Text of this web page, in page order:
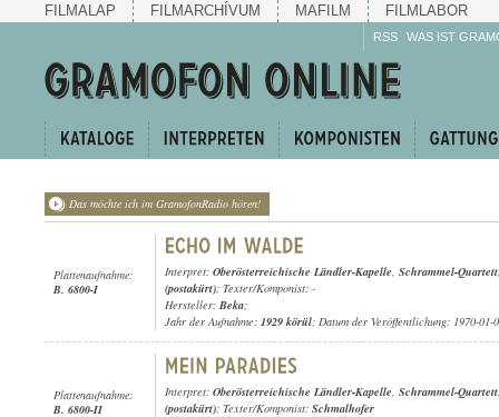
FILMALAP FILMARCHÍVUM MAFILM FILMLABOR
RSS WAS IST
Das möchte ich im GramofonRadio hören!
Plattenaufnahme:
B. 6800-I
Interpret: Oberösterreichische Ländler-Kapelle, Schrammel-Quartett
(postakürt); Texter/Komponist: -
Hersteller: Beka;
Jahr der Aufnahme: 1929 körül; Datum der Veröffentlichung: 1970-01-
Plattenaufnahme:
B. 6800-II
Interpret: Oberösterreichische Ländler-Kapelle, Schrammel-Quartett
(postakürt); Texter/Komponist: Schmalhofer